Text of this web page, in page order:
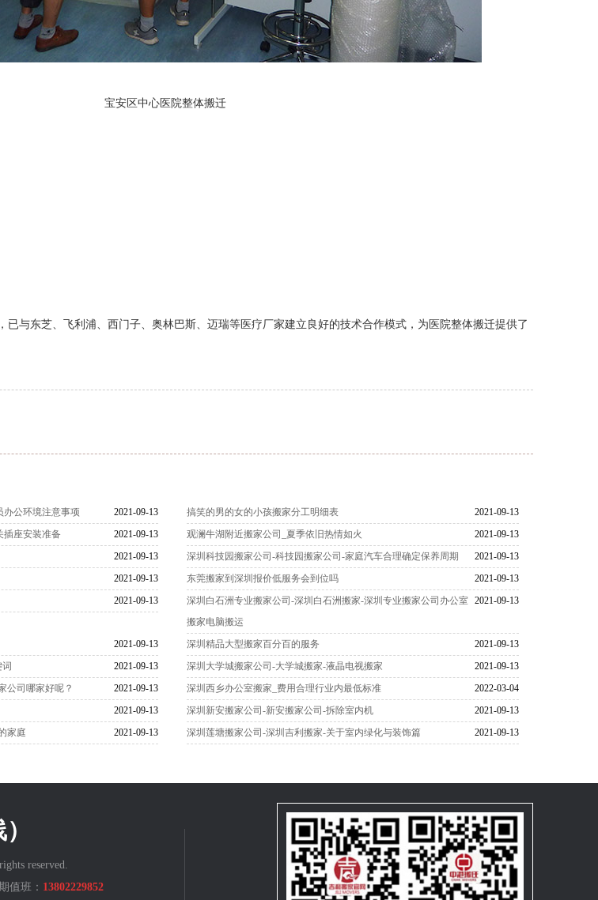
宝安区中心医院整体搬迁
已与东芝、飞利浦、西门子、奥林巴斯、迈瑞等医疗厂家建立良好的技术合作模式，为医院整体搬迁提供了
2021-09-13
办公环境注意事项 2021-09-13
搞笑的男的女的小孩搬家分工明细表
2021-09-13
插座安装准备 2021-09-13
观澜牛湖附近搬家公司_夏季依旧热情如火
2021-09-13
2021-09-13
深圳科技园搬家公司-科技园搬家公司-家庭汽车合理确定保养周期
2021-09-13
2021-09-13
东莞搬家到深圳报价低服务会到位吗
2021-09-13
2021-09-13
深圳白石洲专业搬家公司-深圳白石洲搬家-深圳专业搬家公司办公室
搬家电脑搬运
2021-09-13
2021-09-13
深圳精品大型搬家百分百的服务
2021-09-13
2021-09-13
深圳大学城搬家公司-大学城搬家-液晶电视搬家
2021-09-13
公司哪家好呢？ 2022-03-04
深圳西乡办公室搬家_费用合理行业内最低标准
2021-09-13
2021-09-13
深圳新安搬家公司-新安搬家公司-拆除室内机
2021-09-13
家庭 2021-09-13
深圳莲塘搬家公司-深圳吉利搬家-关于室内绿化与装饰篇
reserved.
值班： 13802229852